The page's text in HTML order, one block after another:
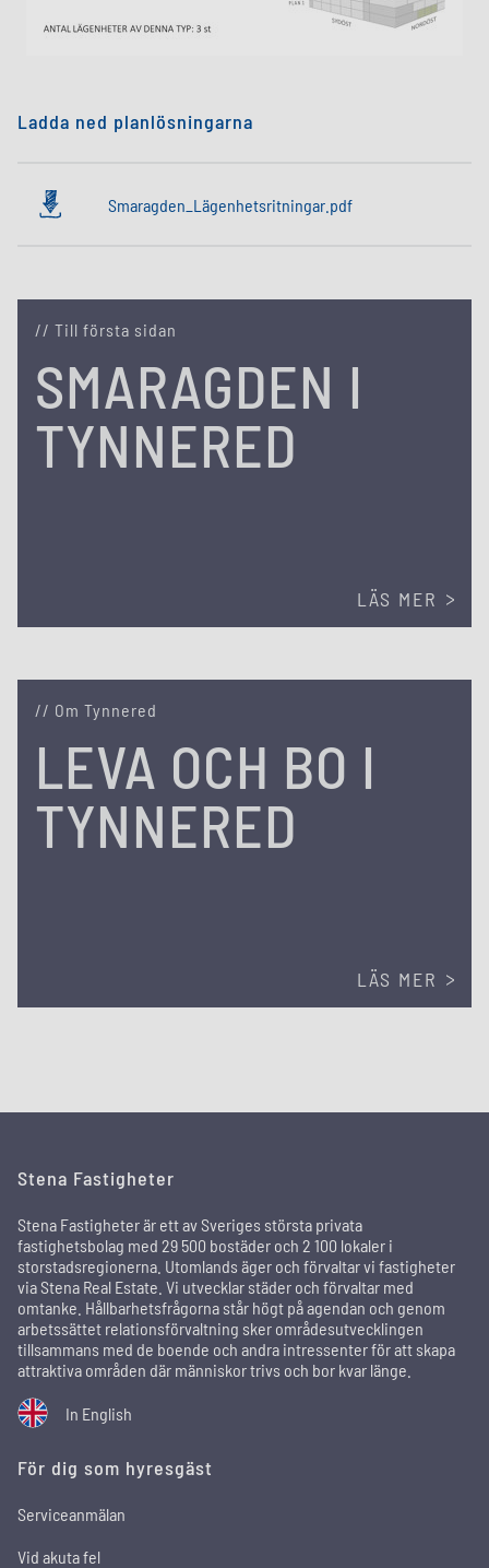
Ladda ned planlösningarna
Smaragden_Lägenhetsritningar.pdf
// Till första sidan
SMARAGDEN I
TYNNERED
LÄS MER
// Om Tynnered
LEVA OCH BO I
TYNNERED
LÄS MER
Stena Fastigheter
Stena Fastigheter är ett av Sveriges största privata
fastighetsbolag med 29 500 bostäder och 2 100 lokaler i
storstadsregionerna. Utomlands äger och förvaltar vi fastigheter
via Stena Real Estate. Vi utvecklar städer och förvaltar med
omtanke. Hållbarhetsfrågorna står högt på agendan och genom
arbetssättet relationsförvaltning sker områdesutvecklingen
tillsammans med de boende och andra intressenter för att skapa
attraktiva områden där människor trivs och bor kvar länge.
In English
För dig som hyresgäst
Serviceanmälan
Vid akuta fel